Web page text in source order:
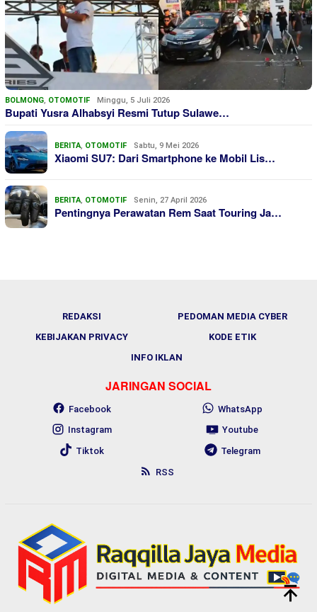
BOLMONG, OTOMOTIF Minggu, 5 Juli 2026
Bupati Yusra Alhabsyi Resmi Tutup Sulawe…
BERITA, OTOMOTIF Sabtu, 9 Mei 2026
Xiaomi SU7: Dari Smartphone ke Mobil Lis…
BERITA, OTOMOTIF Senin, 27 April 2026
Pentingnya Perawatan Rem Saat Touring Ja…
REDAKSI
PEDOMAN MEDIA CYBER
KEBIJAKAN PRIVACY
KODE ETIK
INFO IKLAN
JARINGAN SOCIAL
Facebook
WhatsApp
Instagram
Youtube
Tiktok
Telegram
RSS